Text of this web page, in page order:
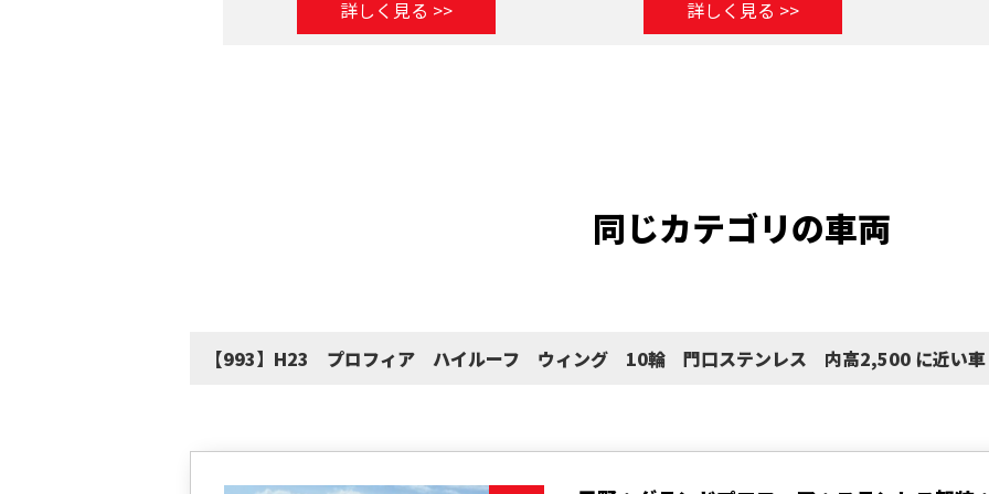
詳しく見る >> 詳しく見る >>
同じカテゴリの車両
【993】H23 プロフィア ハイルーフ ウィング 10輪 門口ステンレス 内高2,500 に近い車